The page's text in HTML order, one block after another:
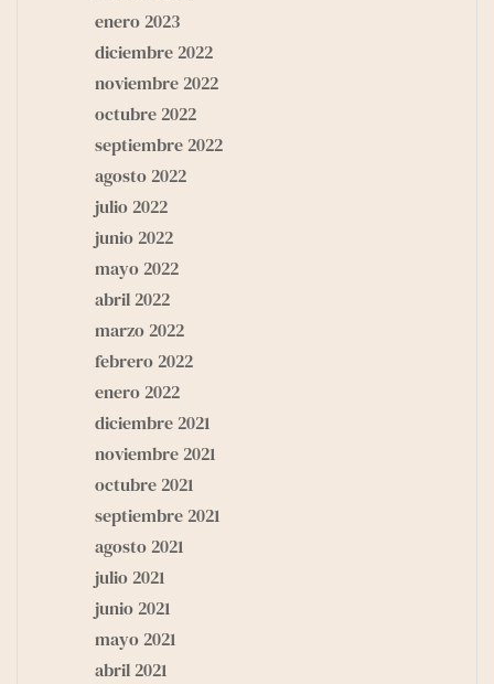
enero 2023
diciembre 2022
noviembre 2022
octubre 2022
septiembre 2022
agosto 2022
julio 2022
junio 2022
mayo 2022
abril 2022
marzo 2022
febrero 2022
enero 2022
diciembre 2021
noviembre 2021
octubre 2021
septiembre 2021
agosto 2021
julio 2021
junio 2021
mayo 2021
abril 2021